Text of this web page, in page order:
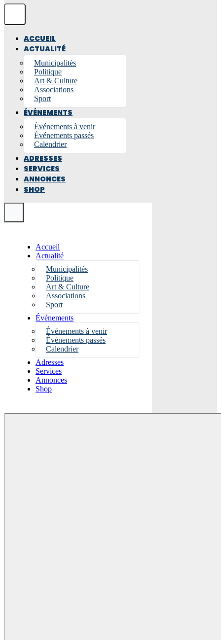
ACCUEIL
ACTUALITÉ
Municipalités
Politique
Art & Culture
Associations
Sport
ÉVÉNEMENTS
Événements à venir
Événements passés
Calendrier
ADRESSES
SERVICES
ANNONCES
SHOP
Accueil
Actualité
Municipalités
Politique
Art & Culture
Associations
Sport
Événements
Événements à venir
Événements passés
Calendrier
Adresses
Services
Annonces
Shop